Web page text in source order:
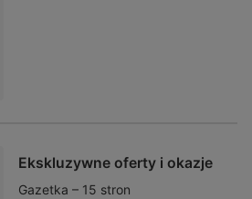
Ekskluzywne oferty i okazje
Gazetka – 15 stron